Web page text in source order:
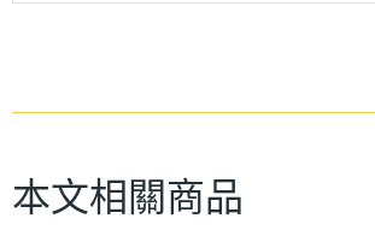
本文相關商品